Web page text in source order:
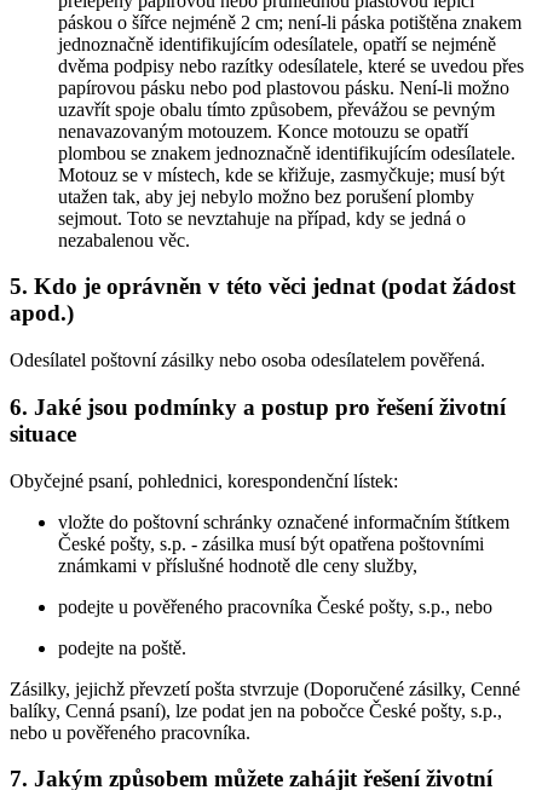
páskou o šířce nejméně 2 cm; není-li páska potištěna znakem
jednoznačně identifikujícím odesílatele, opatří se nejméně
dvěma podpisy nebo razítky odesílatele, které se uvedou přes
papírovou pásku nebo pod plastovou pásku. Není-li možno
uzavřít spoje obalu tímto způsobem, převážou se pevným
nenavazovaným motouzem. Konce motouzu se opatří
plombou se znakem jednoznačně identifikujícím odesílatele.
Motouz se v místech, kde se křižuje, zasmyčkuje; musí být
utažen tak, aby jej nebylo možno bez porušení plomby
sejmout. Toto se nevztahuje na případ, kdy se jedná o
nezabalenou věc.
5. Kdo je oprávněn v této věci jednat (podat žádost
apod.)
Odesílatel poštovní zásilky nebo osoba odesílatelem pověřená.
6. Jaké jsou podmínky a postup pro řešení životní
situace
Obyčejné psaní, pohlednici, korespondenční lístek:
vložte do poštovní schránky označené informačním štítkem
České pošty, s.p. - zásilka musí být opatřena poštovními
známkami v příslušné hodnotě dle ceny služby,
podejte u pověřeného pracovníka České pošty, s.p., nebo
podejte na poště.
Zásilky, jejichž převzetí pošta stvrzuje (Doporučené zásilky, Cenné
balíky, Cenná psaní), lze podat jen na pobočce České pošty, s.p.,
nebo u pověřeného pracovníka.
7. Jakým způsobem můžete zahájit řešení životní